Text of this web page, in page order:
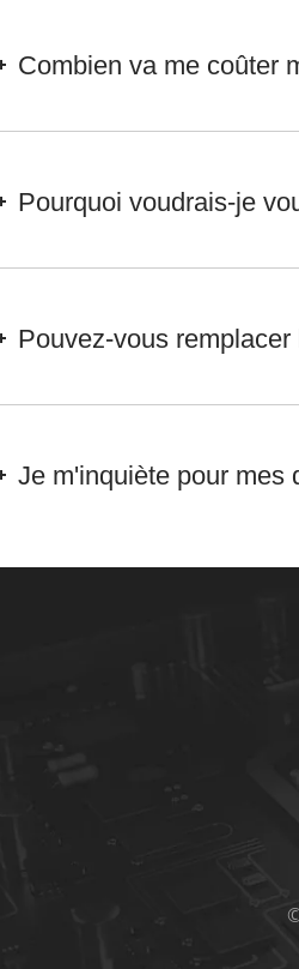
Combien va me coûter
Pourquoi voudrais-je
Pouvez-vous
Je m'inquiète pour mes